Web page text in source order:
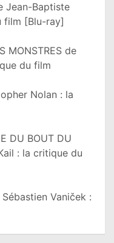
Jean-Baptiste
film [Blu-ray]
MONSTRES de
du film
Nolan : la
DU BOUT DU
: la critique du
Vaniček :